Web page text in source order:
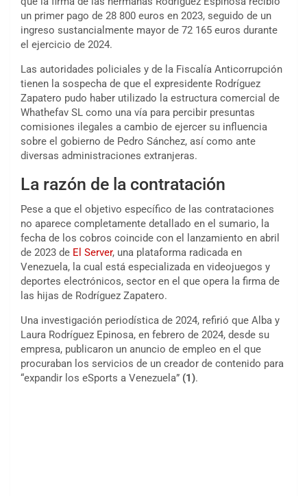
un primer pago de 28 800 euros en 2023, seguido de un
ingreso sustancialmente mayor de 72 165 euros durante
el ejercicio de 2024.
Las autoridades policiales y de la Fiscalía Anticorrupción
tienen la sospecha de que el expresidente Rodríguez
Zapatero pudo haber utilizado la estructura comercial de
Whathefav SL como una vía para percibir presuntas
comisiones ilegales a cambio de ejercer su influencia
sobre el gobierno de Pedro Sánchez, así como ante
diversas administraciones extranjeras.
La razón de la contratación
Pese a que el objetivo específico de las contrataciones
no aparece completamente detallado en el sumario, la
fecha de los cobros coincide con el lanzamiento en abril
de 2023 de El Server, una plataforma radicada en
Venezuela, la cual está especializada en videojuegos y
deportes electrónicos, sector en el que opera la firma de
las hijas de Rodríguez Zapatero.
Una investigación periodística de 2024, refirió que Alba y
Laura Rodríguez Epinosa, en febrero de 2024, desde su
empresa, publicaron un anuncio de empleo en el que
procuraban los servicios de un creador de contenido para
“expandir los eSports a Venezuela” (1).